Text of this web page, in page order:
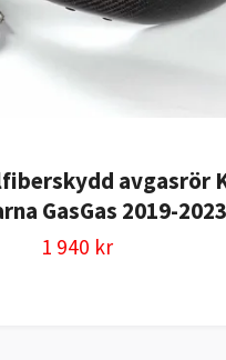
avgasrör
GasGas 2019-2023
1 940 kr